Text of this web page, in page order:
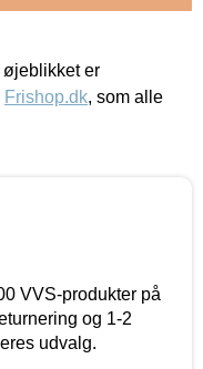
er
Frishop.dk, som alle
VVS-produkter på
og 1-2
udvalg.